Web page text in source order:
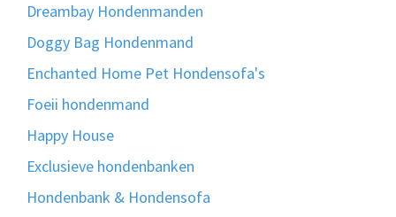
Dreambay Hondenmanden
Doggy Bag Hondenmand
Enchanted Home Pet Hondensofa's
Foeii hondenmand
Happy House
Exclusieve hondenbanken
Hondenbank & Hondensofa